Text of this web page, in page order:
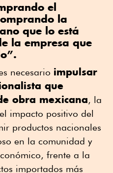
el
la
que lo está
la empresa que
necesario impulsar
que
obra mexicana, la
impacto positivo del
productos nacionales
en la comunidad y
frente a la
importados más